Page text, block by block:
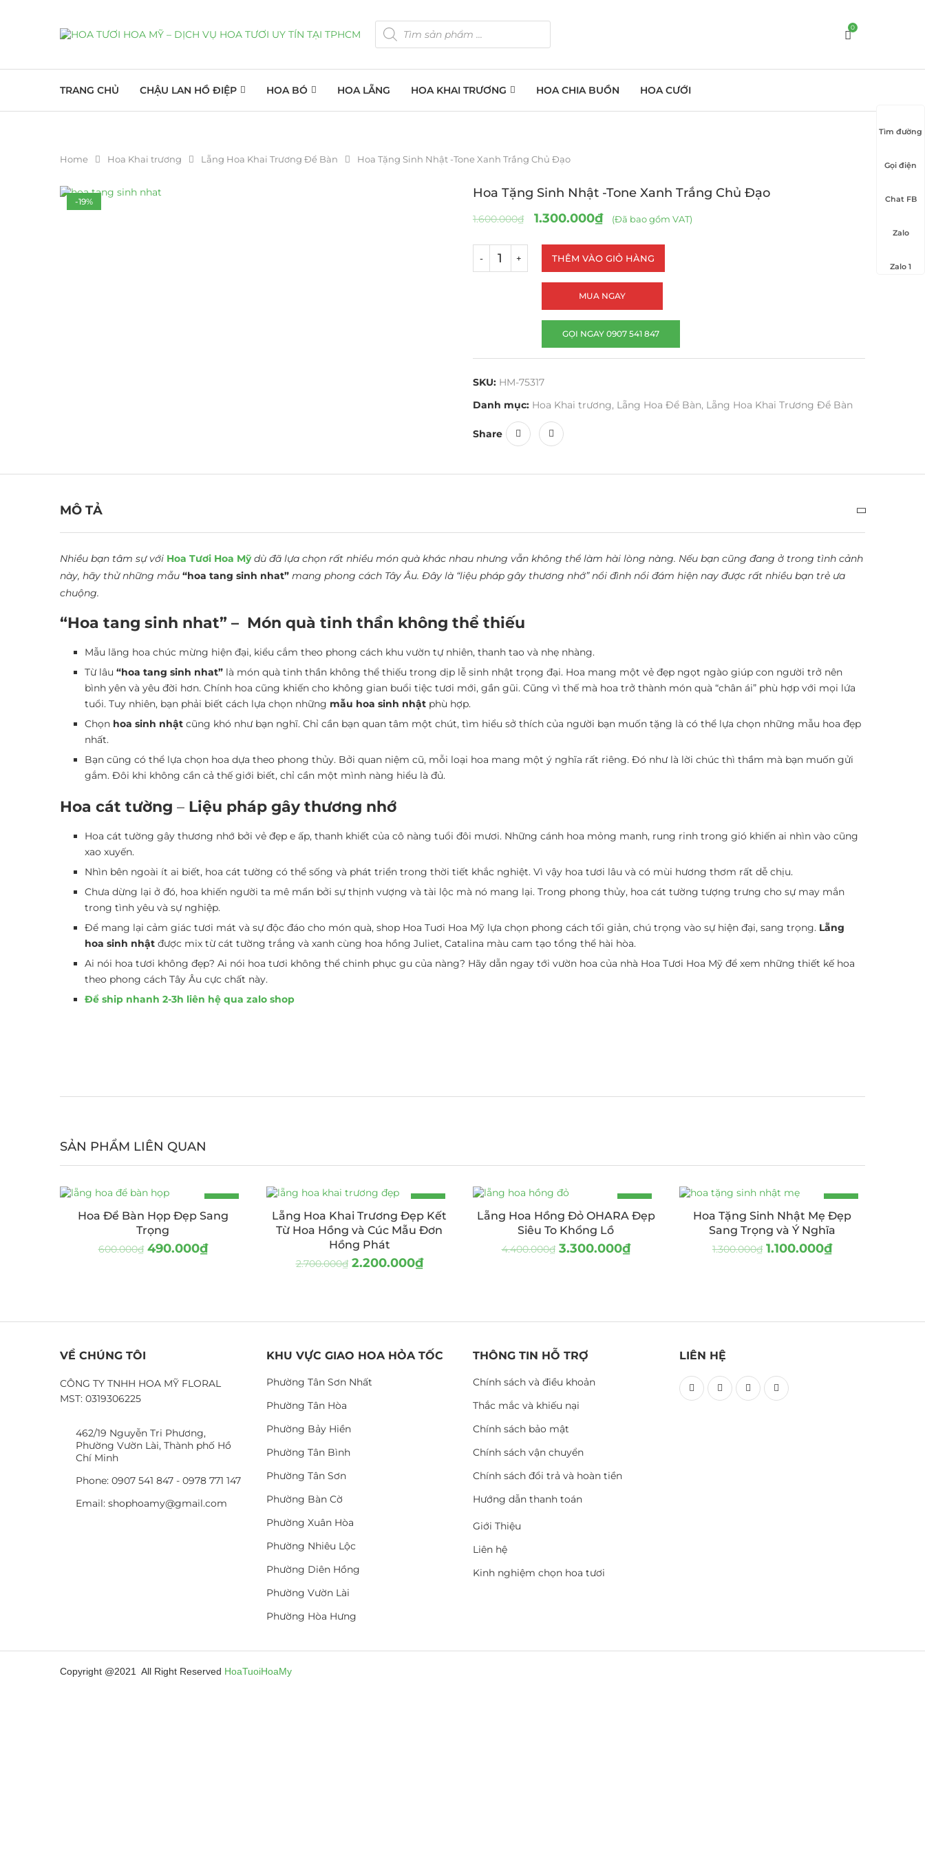
0
TRANG CHỦ CHẬU LAN HỒ ĐIỆP HOA BÓ HOA LẴNG HOA KHAI TRƯƠNG HOA CHIA BUỒN HOA CƯỚI
Home Hoa Khai trương Lẵng Hoa Khai Trương Để Bàn Hoa Tặng Sinh Nhật -Tone Xanh Trắng Chủ Đạo
-19%
Hoa Tặng Sinh Nhật -Tone Xanh Trắng Chủ Đạo
1.600.000₫ 1.300.000₫ (Đã bao gồm VAT)
THÊM VÀO GIỎ HÀNG
MUA NGAY
GỌI NGAY 0907 541 847
SKU: HM-75317
Danh mục: Hoa Khai trương, Lẵng Hoa Để Bàn, Lẵng Hoa Khai Trương Để Bàn
Share
MÔ TẢ
Nhiều bạn tâm sự với Hoa Tươi Hoa Mỹdù đã lựa chọn rất nhiều món quà khác nhau nhưng vẫn không thể làm hài lòng nàng. Nếu bạn cũng đang ở trong tình cảnh
này, hãy thử những mẫu “hoa tang sinh nhat” mang phong cách Tây Âu. Đây là “liệu pháp gây thương nhớ” nổi đình nổi đám hiện nay được rất nhiều bạn trẻ ưa
chuộng.
“Hoa tang sinh nhat” – Món quà tinh thần không thể thiếu
Mẫu lãng hoa chúc mừng hiện đại, kiểu cắm theo phong cách khu vườn tự nhiên, thanh tao và nhẹ nhàng.
Từ lâu “hoa tang sinh nhat” là món quà tinh thần không thể thiếu trong dịp lễ sinh nhật trọng đại. Hoa mang một vẻ đẹp ngọt ngào giúp con người trở nên
bình yên và yêu đời hơn. Chính hoa cũng khiến cho không gian buổi tiệc tươi mới, gần gũi. Cũng vì thế mà hoa trở thành món quà “chân ái” phù hợp với mọi lứa
tuổi. Tuy nhiên, bạn phải biết cách lựa chọn những mẫu hoa sinh nhật phù hợp.
Chọn hoa sinh nhật cũng khó như bạn nghĩ. Chỉ cần bạn quan tâm một chút, tìm hiểu sở thích của người bạn muốn tặng là có thể lựa chọn những mẫu hoa đẹp
nhất.
Bạn cũng có thể lựa chọn hoa dựa theo phong thủy. Bởi quan niệm cũ, mỗi loại hoa mang một ý nghĩa rất riêng. Đó như là lời chúc thì thầm mà bạn muốn gửi
gắm. Đôi khi không cần cả thế giới biết, chỉ cần một mình nàng hiểu là đủ.
Hoa cát tường – Liệu pháp gây thương nhớ
Hoa cát tường gây thương nhớ bởi vẻ đẹp e ấp, thanh khiết của cô nàng tuổi đôi mươi. Những cánh hoa mỏng manh, rung rinh trong gió khiến ai nhìn vào cũng
xao xuyến.
Nhìn bên ngoài ít ai biết, hoa cát tường có thể sống và phát triển trong thời tiết khắc nghiệt. Vì vậy hoa tươi lâu và có mùi hương thơm rất dễ chịu.
Chưa dừng lại ở đó, hoa khiến người ta mê mẩn bởi sự thịnh vượng và tài lộc mà nó mang lại. Trong phong thủy, hoa cát tường tượng trưng cho sự may mắn
trong tình yêu và sự nghiệp.
Để mang lại cảm giác tươi mát và sự độc đáo cho món quà, shop Hoa Tuơi Hoa Mỹ lựa chọn phong cách tối giản, chú trọng vào sự hiện đại, sang trọng. Lẵng
hoa sinh nhật được mix từ cát tường trắng và xanh cùng hoa hồng Juliet, Catalina màu cam tạo tổng thể hài hòa.
Ai nói hoa tươi không đẹp? Ai nói hoa tươi không thể chinh phục gu của nàng? Hãy dẫn ngay tới vườn hoa của nhà Hoa Tươi Hoa Mỹ để xem những thiết kế hoa
theo phong cách Tây Âu cực chất này.
Để ship nhanh 2-3h liên hệ qua zalo shop
SẢN PHẨM LIÊN QUAN
-18%
Hoa Để Bàn Họp Đẹp Sang
Trọng
600.000₫ 490.000₫
-19%
Lẵng Hoa Khai Trương Đẹp Kết
Từ Hoa Hồng và Cúc Mẫu Đơn
Hồng Phát
2.700.000₫ 2.200.000₫
-25%
Lẵng Hoa Hồng Đỏ OHARA Đẹp
Siêu To Khổng Lồ
4.400.000₫ 3.300.000₫
-15%
Hoa Tặng Sinh Nhật Mẹ Đẹp
Sang Trọng và Ý Nghĩa
1.300.000₫ 1.100.000₫
VỀ CHÚNG TÔI
CÔNG TY TNHH HOA MỸ FLORAL
MST: 0319306225
462/19 Nguyễn Tri Phương,
Phường Vườn Lài, Thành phố Hồ
Chí Minh
Phone: 0907 541 847 - 0978 771 147
Email: shophoamy@gmail.com
KHU VỰC GIAO HOA HỎA TỐC
Phường Tân Sơn Nhất
Phường Tân Hòa
Phường Bảy Hiền
Phường Tân Bình
Phường Tân Sơn
Phường Bàn Cờ
Phường Xuân Hòa
Phường Nhiêu Lộc
Phường Diên Hồng
Phường Vườn Lài
Phường Hòa Hưng
THÔNG TIN HỖ TRỢ
Chính sách và điều khoản
Thắc mắc và khiếu nại
Chính sách bảo mật
Chính sách vận chuyển
Chính sách đổi trả và hoàn tiền
Hướng dẫn thanh toán
Giới Thiệu
Liên hệ
Kinh nghiệm chọn hoa tươi
LIÊN HỆ
Copyright @2021 All Right Reserved HoaTuoiHoaMy
Tìm đường
Gọi điện
Chat FB
Zalo
Zalo 1